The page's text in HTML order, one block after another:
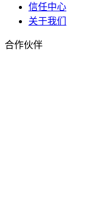
信任中心
关于我们
合作伙伴